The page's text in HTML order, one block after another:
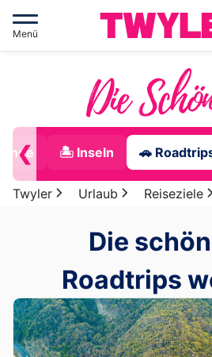
Menü
🏝 Inseln 🚗
❮
Twyler Urlaub Reiseziele
Die
Roadtrips